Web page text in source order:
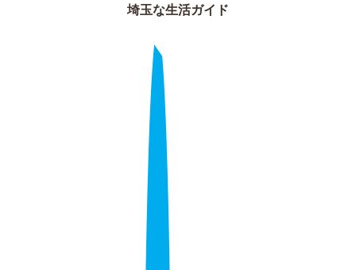
埼玉な生活ガイド